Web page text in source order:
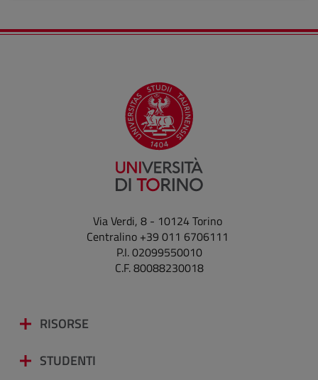
Via Verdi, 8 - 10124 Torino
Centralino +39 011 6706111
P.I. 02099550010
C.F. 80088230018
RISORSE
STUDENTI